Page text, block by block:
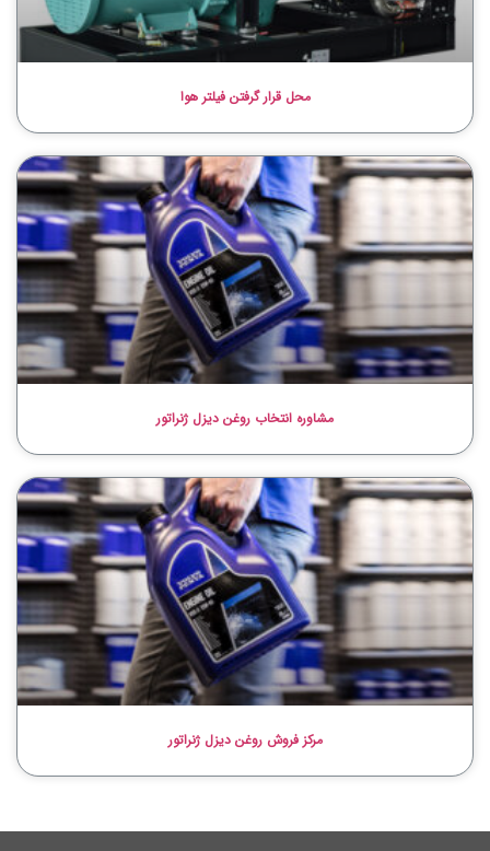
محل قرار گرفتن فیلتر هوا
مشاوره انتخاب روغن دیزل ژنراتور
مرکز فروش روغن دیزل ژنراتور